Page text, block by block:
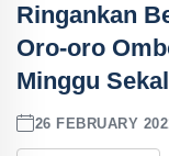
Ringankan
Oro-oro
Minggu
26 FEBRUARY